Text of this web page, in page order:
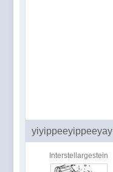
yiyippeeyippeeyay
Interstellargestein